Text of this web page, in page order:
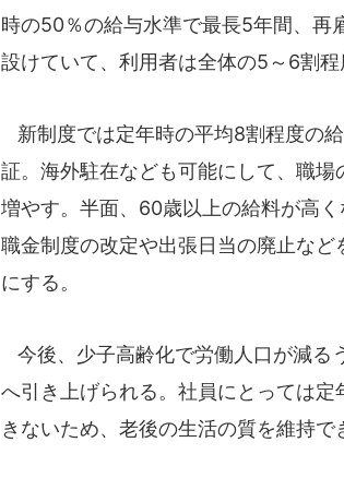
時の50％の給与水準で最長5年間、再
設けていて、利用者は全体の5～6割程
新制度では定年時の平均8割程度の
証。海外駐在なども可能にして、職場
増やす。半面、60歳以上の給料が高く
職金制度の改定や出張日当の廃止な
にする。
今後、少子高齢化で労働人口が減る
へ引き上げられる。社員にとっては
きないため、老後の生活の質を維持で